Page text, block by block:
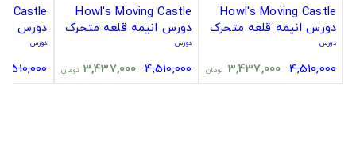
Howl's Moving Castle
دورس انیمه قلعه متحرک
هاول
دورس
4,510,000
3,437,000 تومان
Howl's Moving Castle
دورس انیمه قلعه متحرک
هاول
دورس
4,510,000
3,437,000 تومان
Castle
دورس
هاول
دورس
4,510,000